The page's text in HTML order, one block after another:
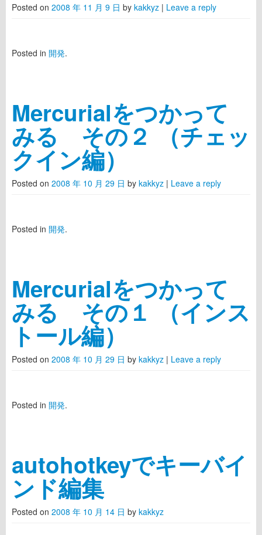
Posted on 2008 年 11 月 9 日 by kakkyz | Leave a reply
Posted in 開発.
Mercurialをつかって
みる その２ （チェッ
クイン編）
Posted on 2008 年 10 月 29 日 by kakkyz | Leave a reply
Posted in 開発.
Mercurialをつかって
みる その１ （インス
トール編）
Posted on 2008 年 10 月 29 日 by kakkyz | Leave a reply
Posted in 開発.
autohotkeyでキーバイ
ンド編集
Posted on 2008 年 10 月 14 日 by kakkyz